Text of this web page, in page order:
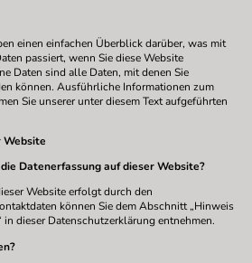
einen einfachen Überblick darüber, was mit
passiert, wenn Sie diese Website
Daten sind alle Daten, mit denen Sie
können. Ausführliche Informationen zum
Sie unserer unter diesem Text aufgeführten
Website
Datenerfassung auf dieser Website?
Website erfolgt durch den
können Sie dem Abschnitt „Hinweis
dieser Datenschutzerklärung entnehmen.